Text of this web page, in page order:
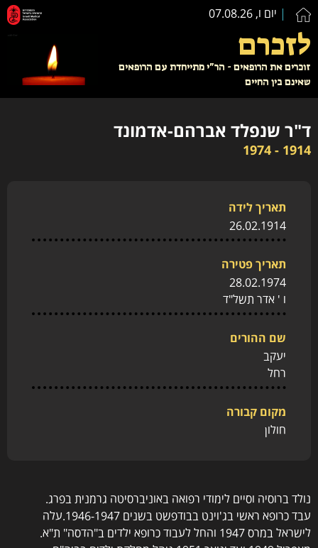
יום ו, 07.08.26
לזכרם
זוכרים את הרופאים - הר"י מתייחדת עם הרופאים
שאינם בין החיים
ד"ר שנפלד אברהם-אדמונד
1914 - 1974
תאריך לידה
26.02.1914
תאריך פטירה
28.02.1974
ו ' אדר תשל"ד
שם ההורים
יעקב
רחל
מקום קבורה
חולון
נולד ברוסיה וסיים לימודי רפואה באוניברסיטה גרמנית בפרג.
עבד כרופא ראשי בג'וינט בבודפשט בשנים 1946-1947.עלה
לישראל במרס 1947 והחל לעבוד כרופא ילדים ב"הדסה" ת"א.